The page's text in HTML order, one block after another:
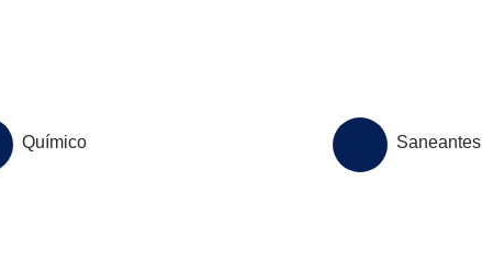
Químico Saneantes